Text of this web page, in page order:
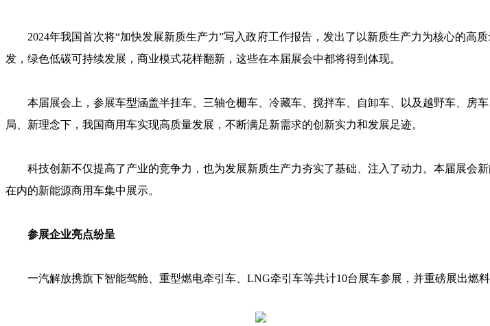
2024年我国首次将“加快发展新质生产力”写入政府工作报告，发出了以新质生产力为核心的
发，绿色低碳可持续发展，商业模式花样翻新，这些在本届展会中都将得到体现。
本届展会上，参展车型涵盖半挂车、三轴仓栅车、冷藏车、搅拌车、自卸车、以及越野车、房
局、新理念下，我国商用车实现高质量发展，不断满足新需求的创新实力和发展足迹。
科技创新不仅提高了产业的竞争力，也为发展新质生产力夯实了基础、注入了动力。本届展会
在内的新能源商用车集中展示。
参展企业亮点纷呈
一汽解放携旗下智能驾舱、重型燃电牵引车、LNG牵引车等共计10台展车参展，并重磅展出燃